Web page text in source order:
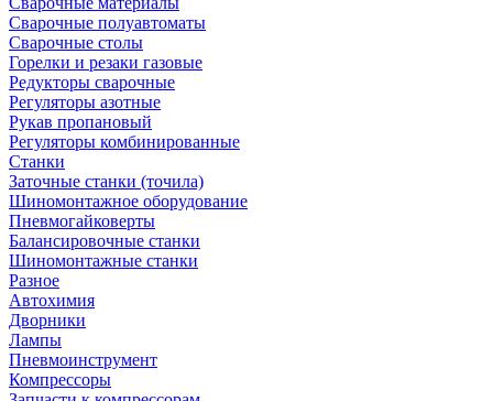
Сварочные полуавтоматы
Сварочные столы
Горелки и резаки газовые
Редукторы сварочные
Регуляторы азотные
Рукав пропановый
Регуляторы комбинированные
Станки
Заточные станки (точила)
Шиномонтажное оборудование
Пневмогайковерты
Балансировочные станки
Шиномонтажные станки
Разное
Автохимия
Дворники
Лампы
Пневмоинструмент
Компрессоры